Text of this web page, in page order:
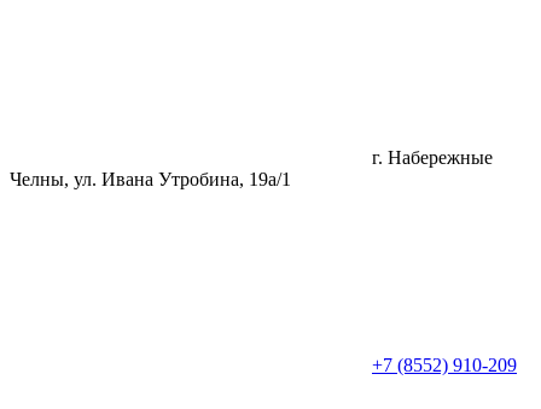
г. Набережные
Челны, ул. Ивана Утробина, 19а/1
+7 (8552) 910-209